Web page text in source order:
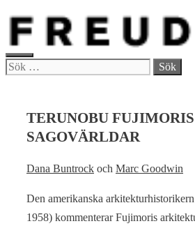
Hoppa
innehåll
MENY
Sök
TERUNOBU FUJIMORIS
SAGOVÄRLDAR
Dana Buntrock och Marc Goodwin
Den amerikanska
1958) kommenterar Fujimoris